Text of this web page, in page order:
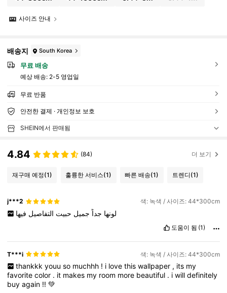
사이즈 안내
배송지 South Korea
무료 배송
예상 배송: 2-5 영업일
무료 반품
안전한 결제 · 개인정보 보호
SHEIN에서 판매됨
4.84 (84) 더 보기
재구매 예정(1) 훌륭한 서비스(1) 빠른 배송(1) 트렌디(1)
j***2 색: 녹색 / 사이즈: 44*300cm
لونها جداً جميل حبيت التفاصيل فيها
도움이 됨 (1)
T***i 색: 녹색 / 사이즈: 44*300cm
thankkk youu so muchhh ! i love this wallpaper , its my
favoritecolor . it makes my room more beautiful . iwilldefinitely
buyagain !!💚